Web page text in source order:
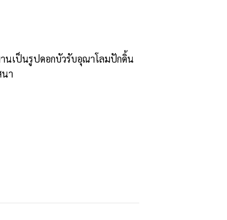
นเป็นรูปดอกบัวรับอุณาโลมปักดิ้น
า